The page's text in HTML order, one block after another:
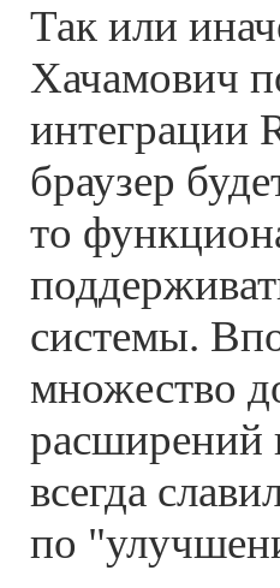
Так или
Хачамович
интеграции
браузер
то
системы.
множество
расширений
всегда
по